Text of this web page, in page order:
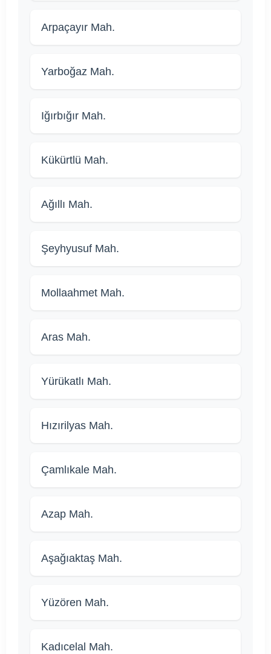
Arpaçayır Mah.
Yarboğaz Mah.
Iğırbığır Mah.
Kükürtlü Mah.
Ağıllı Mah.
Şeyhyusuf Mah.
Mollaahmet Mah.
Aras Mah.
Yürükatlı Mah.
Hızırilyas Mah.
Çamlıkale Mah.
Azap Mah.
Aşağıaktaş Mah.
Yüzören Mah.
Kadıcelal Mah.